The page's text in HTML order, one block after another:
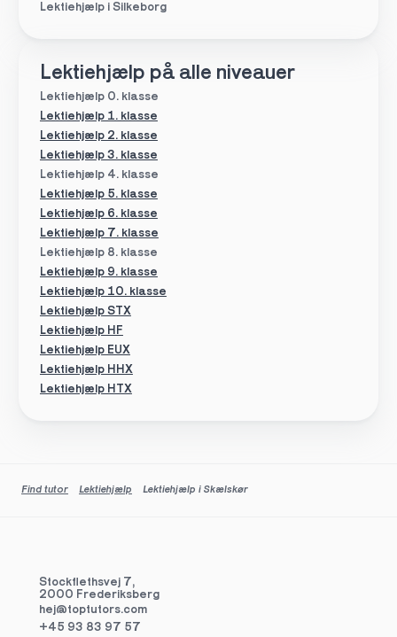
Lektiehjælp i Silkeborg
Lektiehjælp på alle niveauer
Lektiehjælp 0. klasse
Lektiehjælp 4. klasse
Lektiehjælp 5. klasse
Lektiehjælp 8. klasse
Lektiehjælp 1. klasse
Lektiehjælp 6. klasse
Lektiehjælp 7. klasse
Lektiehjælp 2. klasse
Lektiehjælp 3. klasse
Lektiehjælp 9. klasse
Lektiehjælp 10. klasse
Lektiehjælp HF
Lektiehjælp EUX
Lektiehjælp STX
Lektiehjælp HHX
Lektiehjælp HTX
Find tutor Lektiehjælp Lektiehjælp i Skælskør
Stockflethsvej 7,
2000 Frederiksberg
hej@toptutors.com
+45 93 83 97 57